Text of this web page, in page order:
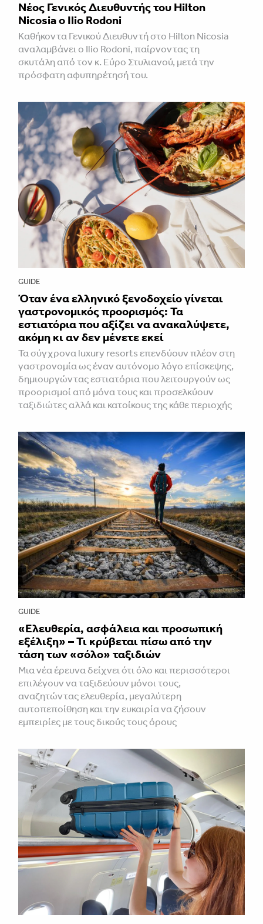
Νέος Γενικός Διευθυντής του Hilton
Nicosia ο Ilio Rodoni
Καθήκοντα Γενικού Διευθυντή στο Hilton Nicosia
αναλαμβάνει ο Ilio Rodoni, παίρνοντας τη
σκυτάλη από τον κ. Εύρο Στυλιανού, μετά την
πρόσφατη αφυπηρέτησή του.
GUIDE
Όταν ένα ελληνικό ξενοδοχείο γίνεται
γαστρονομικός προορισμός: Τα
εστιατόρια που αξίζει να ανακαλύψετε,
ακόμη κι αν δεν μένετε εκεί
Τα σύγχρονα luxury resorts επενδύουν πλέον στη
γαστρονομία ως έναν αυτόνομο λόγο επίσκεψης,
δημιουργώντας εστιατόρια που λειτουργούν ως
προορισμοί από μόνα τους και προσελκύουν
ταξιδιώτες αλλά και κατοίκους της κάθε περιοχής
GUIDE
«Ελευθερία, ασφάλεια και προσωπική
εξέλιξη» – Τι κρύβεται πίσω από την
τάση των «σόλο» ταξιδιών
Μια νέα έρευνα δείχνει ότι όλο και περισσότεροι
επιλέγουν να ταξιδεύουν μόνοι τους,
αναζητώντας ελευθερία, μεγαλύτερη
αυτοπεποίθηση και την ευκαιρία να ζήσουν
εμπειρίες με τους δικούς τους όρους